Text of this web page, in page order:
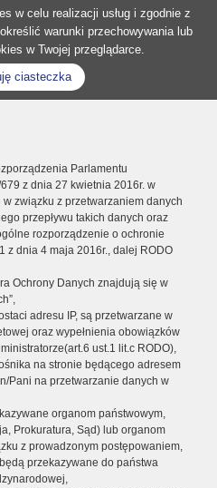
w celu realizacji usług i zgodnie z
warunki przechowywania lub
w Twojej przeglądarce.
ciasteczka
Parlamentu
z dnia 27 kwietnia 2016r. w
związku z przetwarzaniem danych
przepływu takich danych oraz
rozporządzenie o ochronie
z dnia 4 maja 2016r., dalej RODO
Ochrony Danych znajdują się w
adresu IP, są przetwarzane w
oraz wypełnienia obowiązków
ust.1 lit.c RODO),
na stronie będącego adresem
Pani na przetwarzanie danych w
organom państwowym,
Prokuratura, Sąd) lub organom
z prowadzonym postępowaniem,
przekazywane do państwa